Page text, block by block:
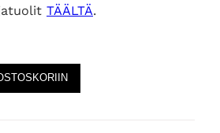
TÄÄLTÄ.